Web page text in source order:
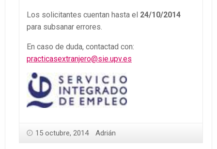
Los solicitantes cuentan hasta el 24/10/2014
para subsanar errores.
En caso de duda, contactad con:
practicasextranjero@sie.upv.es
15 octubre, 2014 Adrián